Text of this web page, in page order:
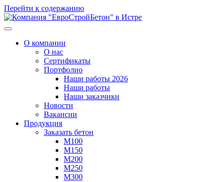
Перейти к содержанию
О компании
О нас
Сертификаты
Портфолио
Наши работы 2026
Наши работы
Наши заказчики
Новости
Вакансии
Продукция
Заказать бетон
М100
M150
M200
М250
M300